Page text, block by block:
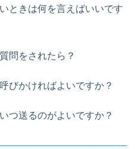
ときは何を言えばいいです
問をされたら？
びかければよいですか？
つ送るのがよいですか？